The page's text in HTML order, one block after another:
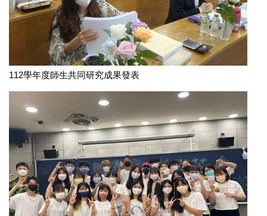
112學年度師生共同研究成果發表